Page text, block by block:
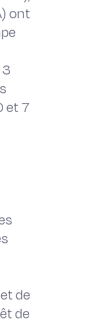
ont
et 7
de
de